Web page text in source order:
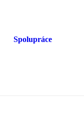
Spolupráce